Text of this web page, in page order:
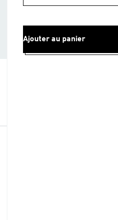
Ajouter au panier